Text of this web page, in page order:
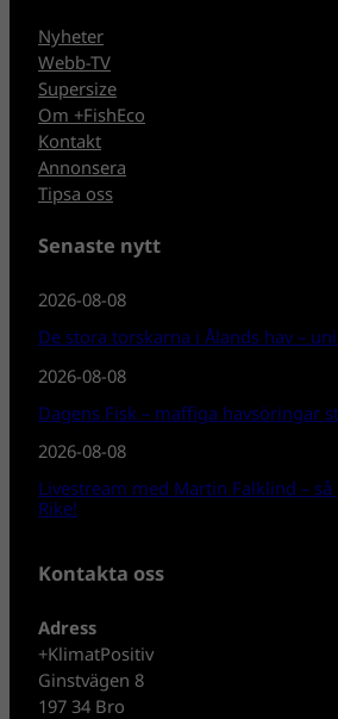
Nyheter
Webb-TV
Supersize
Om +FishEco
Kontakt
Annonsera
Tipsa oss
Senaste nytt
2026-08-08
De stora torskarna i Ålands hav –
2026-08-08
Dagens Fisk – maffiga havsöringar
2026-08-08
Livestream med Martin Falklind –
Rike!
Kontakta oss
Adress
+KlimatPositiv
Ginstvägen 8
197 34 Bro